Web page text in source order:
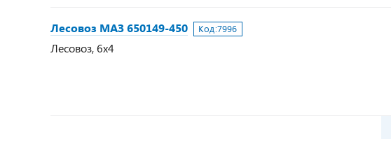
Лесовоз МАЗ 650149-450 Код:7996
Лесовоз, 6х4